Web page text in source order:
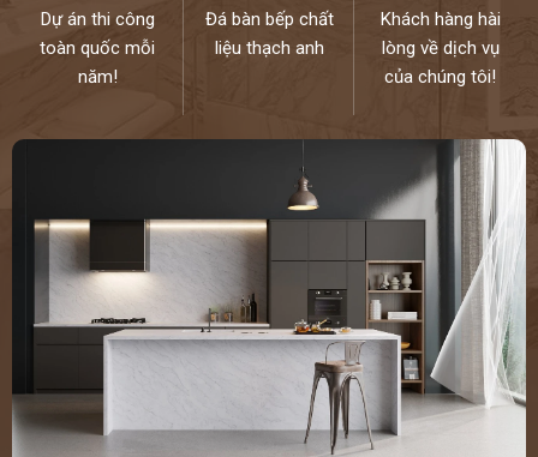
Dự án thi công
toàn quốc mỗi
năm!
Đá bàn bếp chất
liệu thạch anh
Khách hàng hài
lòng về dịch vụ
của chúng tôi!